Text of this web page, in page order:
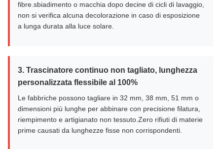
fibre.sbiadimento o macchia dopo decine di cicli di lavaggio,
non si verifica alcuna decolorazione in caso di esposizione
a lunga durata alla luce solare.
3. Trascinatore continuo non tagliato, lunghezza
personalizzata flessibile al 100%
Le fabbriche possono tagliare in 32 mm, 38 mm, 51 mm o
dimensioni più lunghe per abbinare con precisione filatura,
riempimento e artigianato non tessuto.Zero rifiuti di materie
prime causati da lunghezze fisse non corrispondenti.